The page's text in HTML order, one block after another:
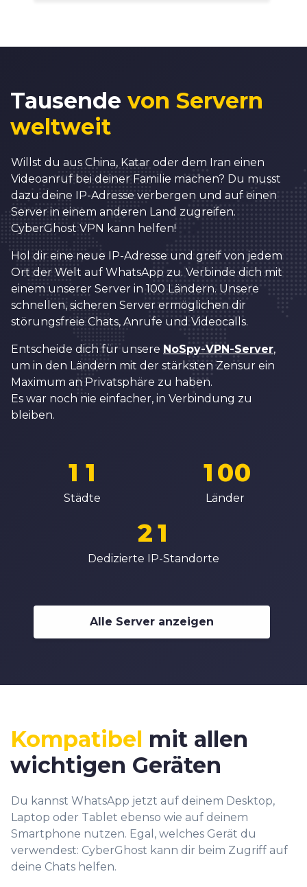
Tausende von Servern
weltweit
Willst du aus China, Katar oder dem Iran einen
Videoanruf bei deiner Familie machen? Du musst
dazu deine IP-Adresse verbergen und auf einen
Server in einem anderen Land zugreifen.
CyberGhost VPN kann helfen!
Hol dir eine neue IP-Adresse und greif von jedem
Ort der Welt auf WhatsApp zu. Verbinde dich mit
einem unserer Server in 100 Ländern. Unsere
schnellen, sicheren Server ermöglichen dir
störungsfreie Chats, Anrufe und Videocalls.
Entscheide dich für unsere NoSpy-VPN-Server,
um in den Ländern mit der stärksten Zensur ein
Maximum an Privatsphäre zu haben.
Es war noch nie einfacher, in Verbindung zu
bleiben.
1
2
8
0
1
2
3
4
5
6
7
8
1
2
4
5
7
8
Städte
1
2
4
5
7
8
0
1
2
3
4
5
6
7
0
1
4
7
9
3
5
7
8
9
0
1
2
3
4
5
6
7
0
1
7
9
Länder
2
3
5
6
8
0
1
2
3
4
5
6
1
2
4
5
7
9
Dedizierte IP-Standorte
Alle Server anzeigen
Kompatibel mit allen
wichtigen Geräten
Du kannst WhatsApp jetzt auf deinem Desktop,
Laptop oder Tablet ebenso wie auf deinem
Smartphone nutzen. Egal, welches Gerät du
verwendest: CyberGhost kann dir beim Zugriff auf
deine Chats helfen.